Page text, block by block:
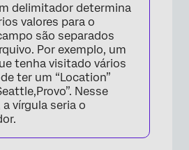
delimitador determina
valores para o
são separados
Por exemplo, um
tenha visitado vários
ter um “Location”
Nesse
vírgula seria o